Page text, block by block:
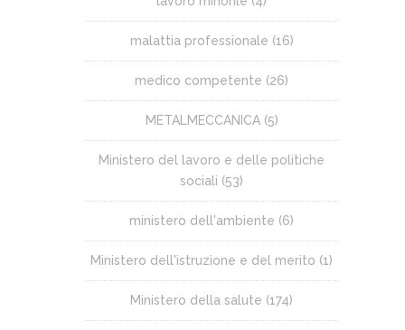
malattia professionale (16)
medico competente (26)
METALMECCANICA(5)
Ministero del lavoro e delle politiche
sociali (53)
ministero dell'ambiente (6)
Ministero dell'istruzione e del merito (1)
Ministero della salute (174)